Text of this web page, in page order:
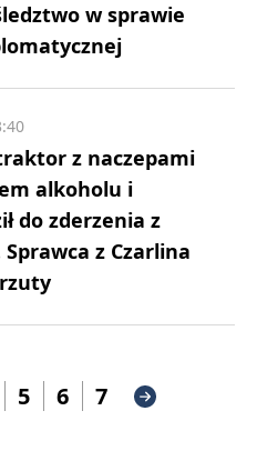
w sprawie
z naczepami
alkoholu i
do zderzenia z
z Czarlina
5 6 7